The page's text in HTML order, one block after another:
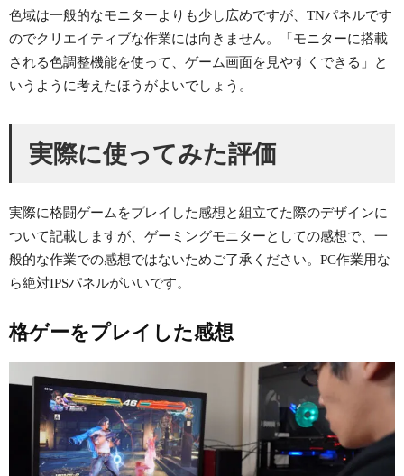
色域は一般的なモニターよりも少し広めですが、TNパネルです
のでクリエイティブな作業には向きません。「モニターに搭載
される色調整機能を使って、ゲーム画面を見やすくできる」と
いうように考えたほうがよいでしょう。
実際に使ってみた評価
実際に格闘ゲームをプレイした感想と組立てた際のデザインに
ついて記載しますが、ゲーミングモニターとしての感想で、一
般的な作業での感想ではないためご了承ください。PC作業用な
ら絶対IPSパネルがいいです。
格ゲーをプレイした感想